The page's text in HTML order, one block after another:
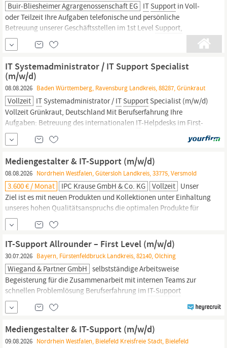
Buir-Bliesheimer Agrargenossenschaft EG IT Support in Voll-
oder Teilzeit Ihre Aufgaben telefonische und persönliche
Betreuung unserer Geschäftsstellen im 1st Level Support,
insbesondere im Bereich Hardware und MS Office Analyse und
Klassifizierung der eingehenden
Probleme lösungsorientierte
Sofortbearbeitung aller Anfragen rund um...
IT Systemadministrator / IT Support Specialist
(m/w/d)
08.08.2026 Baden Württemberg, Ravensburg Landkreis, 88287, Grünkraut
Vollzeit IT Systemadministrator / IT Support Specialist (m/w/d)
Vollzeit Grünkraut, Deutschland Mit Berufserfahrung Ihre
Aufgaben: Betreuung des internationalen IT-Helpdesks im First-
und Second-Level-
Deutschland und weltweit Bereitstellung,...
Mediengestalter & IT-Support (m/w/d)
08.08.2026 Nordrhein Westfalen, Gütersloh Landkreis, 33775, Versmold
3.600 € / Monat IPC Krause GmbH & Co. KG Vollzeit Unser
Ziel ist es mit neuen Produkten und Kollektionen unter Einhaltung
unseres hohen Qualitätsanspruchs die optimalen Produkte für
unsere Kunden anzubieten. Weitere Informationen über uns und
unsere Produkte finden Sie unter Zum 01.08.2026 oder früher
suchen wir Sie als Mediengestalter & IT-Support
(m/w/d) Als
Mediengestalter & IT-Support (m/w/d)
IT-Support Allrounder – First Level (m/w/d)
30.07.2026 Bayern, Fürstenfeldbruck Landkreis, 82140, Olching
Wiegand & Partner GmbH selbstständige Arbeitsweise
Begeisterung für die Zusammenarbeit mit internen Teams zur
schnellen Problemlösung Berufserfahrung im IT-Support
Kenntnisse im Bereich Netzwerkmanagement sowie
Hardwarewartung und -Installation Erfahrung im Microsoft-
Umfeld (Office365) Sehr gute Deutsch- und gute
Englischkenntnisse Deine Vorteile
Mediengestalter & IT-Support (m/w/d)
09.08.2026 Nordrhein Westfalen, Bielefeld Kreisfreie Stadt, Bielefeld